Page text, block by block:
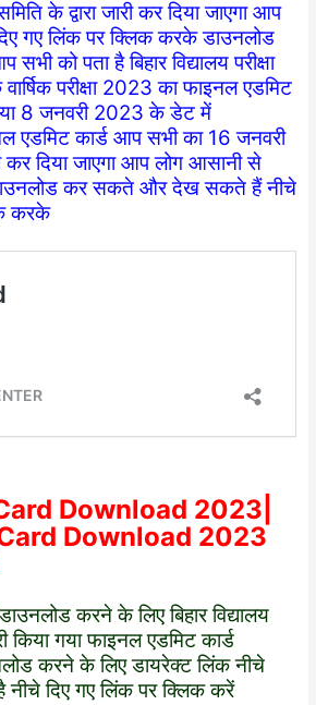
समिति के द्वारा जारी कर दिया जाएगा आप
गए लिंक पर क्लिक करके डाउनलोड
को पता है बिहार विद्यालय परीक्षा
वार्षिक परीक्षा 2023 का फाइनल एडमिट
गया 8 जनवरी 2023 के डेट में
एडमिट कार्ड आप सभी का 16 जनवरी
दिया जाएगा आप लोग आसानी से
कर सकते और देख सकते हैं नीचे
करके
Download 2023|
Download 2023
करने के लिए बिहार विद्यालय
किया गया फाइनल एडमिट कार्ड
करने के लिए डायरेक्ट लिंक नीचे
नीचे दिए गए लिंक पर क्लिक करें